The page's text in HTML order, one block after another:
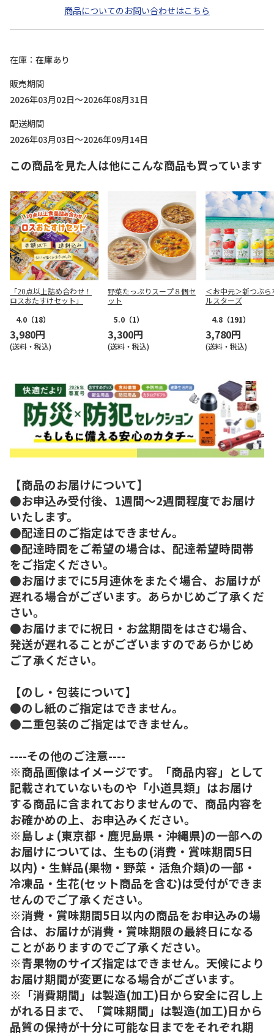
商品についてのお問い合わせはこちら
在庫
在庫あり
販売期間
2026年03月02日～2026年08月31日
配送期間
2026年03月03日～2026年09月14日
この商品を見た人は他にこんな商品も買っています
「20点以上詰め合わせ！
ロスおたすけセット」
4.0 （18）
3,980円
(送料・税込)
野菜たっぷりスープ８個セ
ット
5.0 （1）
3,300円
(送料・税込)
＜お中元＞新つぶら
ルスターズ
4.8 （191）
3,780円
(送料・税込)
【商品のお届けについて】
●お申込み受付後、1週間～2週間程度でお届け
いたします。
●配達日のご指定はできません。
●配達時間をご希望の場合は、配達希望時間帯
をご指定ください。
●お届けまでに5月連休をまたぐ場合、お届けが
遅れる場合がございます。あらかじめご了承くだ
さい。
●お届けまでに祝日・お盆期間をはさむ場合、
発送が遅れることがございますのであらかじめ
ご了承ください。
【のし・包装について】
●のし紙のご指定はできません。
●二重包装のご指定はできません。
----その他のご注意----
※商品画像はイメージです。「商品内容」として
記載されていないものや「小道具類」はお届け
する商品に含まれておりませんので、商品内容を
お確かめの上、お申込みください。
※島しょ(東京都・鹿児島県・沖縄県)の一部への
お届けについては、生もの(消費・賞味期間5日
以内)・生鮮品(果物・野菜・活魚介類)の一部・
冷凍品・生花(セット商品を含む)は受付ができま
せんのでご了承ください。
※消費・賞味期間5日以内の商品をお申込みの場
合は、お届けが消費・賞味期限の最終日になる
ことがありますのでご了承ください。
※青果物のサイズ指定はできません。天候により
お届け期間が変更になる場合がございます。
※「消費期間」は製造(加工)日から安全に召し上
がれる日まで、「賞味期間」は製造(加工)日から
品質の保持が十分に可能な日までをそれぞれ期